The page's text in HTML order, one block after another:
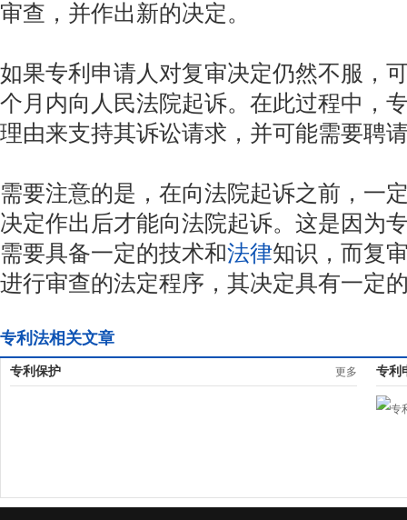
审查，并作出新的决定。
如果专利申请人对复审决定仍然不服，
个月内向人民法院起诉。在此过程中，
理由来支持其诉讼请求，并可能需要聘
需要注意的是，在向法院起诉之前，一
决定作出后才能向法院起诉。这是因为
需要具备一定的技术和法律知识，而复
进行审查的法定程序，其决定具有一定
专利法相关文章
专利保护 更多 专利